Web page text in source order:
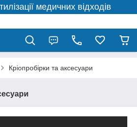
медичних відходів
Кріопробірки та аксесуари